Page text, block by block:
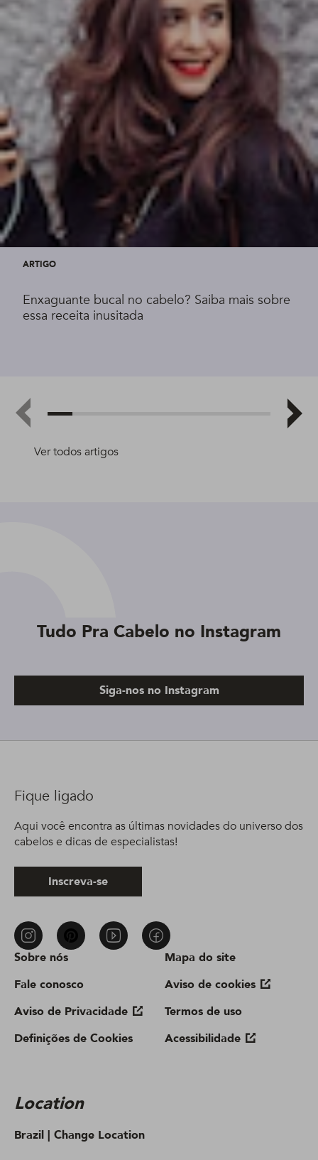
Ver todos artigos
ARTIGO
Enxaguante bucal no cabelo? Saiba mais sobre
essa receita inusitada
Tudo Pra Cabelo no Instagram
Siga-nos no Instagram
Sobre nós
Fale conosco
Aviso de Privacidade
Definições de Cookies
Mapa do site
Aviso de cookies
Termos de uso
Acessibilidade
Location
Brazil | Change Location
Fique ligado
Aqui você encontra as últimas novidades do universo dos
cabelos e dicas de especialistas!
Inscreva-se